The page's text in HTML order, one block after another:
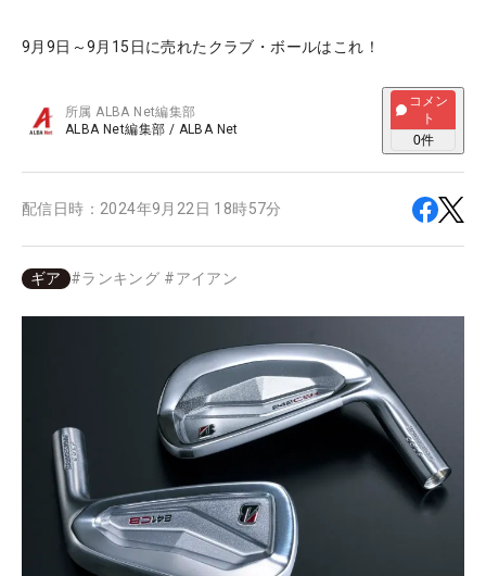
9月9日～9月15日に売れたクラブ・ボールはこれ！
所属ALBA Net編集部
ALBA Net編集部 / ALBA Net
コメン
ト
0件
配信日時： 2024年9月22日 18時57分
ギア #ランキング #アイアン